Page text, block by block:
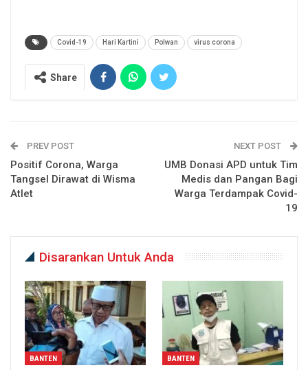
Covid-19 Hari Kartini Polwan virus corona
Share
PREV POST
Positif Corona, Warga
Tangsel Dirawat di Wisma
Atlet
NEXT POST
UMB Donasi APD untuk Tim
Medis dan Pangan Bagi
Warga Terdampak Covid-
19
Disarankan Untuk Anda
BANTEN BANTEN